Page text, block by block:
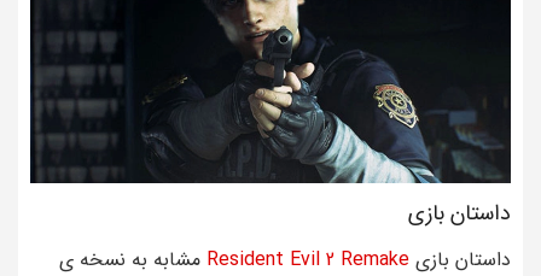
داستان بازی
داستان بازی Resident Evil 2 Remake مشابه به نسخه ی